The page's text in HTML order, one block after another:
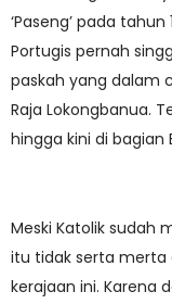
‘Paseng’ pada
Portugis pernah
paskah yang dalam
Raja Lokongbanua.
hingga kini di bagian
Meski Katolik sudah
itu tidak serta merta
kerajaan ini. Karena